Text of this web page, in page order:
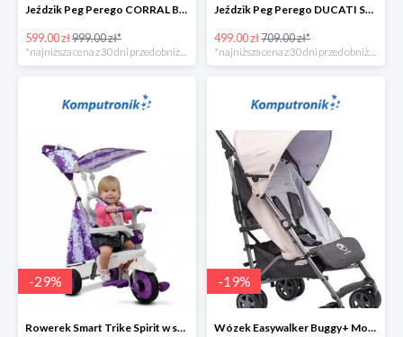
Jeździk Peg Perego CORRAL BEARCAT w super cenie
599.00 zł999.00 zł*
Jeździk Peg Perego DUCATI SCRAMBLER w super cenie
499.00 zł709.00 zł*
-29%
Rowerek Smart Trike Spirit w super cenie
-19%
Wózek Easywalker Buggy+ Monaco Apero w super cenie